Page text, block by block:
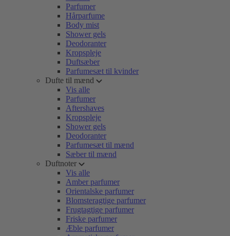
Parfumer
Hårparfume
Body mist
Shower gels
Deodoranter
Kropspleje
Duftsæber
Parfumesæt til kvinder
Dufte til mænd
Vis alle
Parfumer
Aftershaves
Kropspleje
Shower gels
Deodoranter
Parfumesæt til mænd
Sæber til mænd
Duftnoter
Vis alle
Amber parfumer
Orientalske parfumer
Blomsteragtige parfumer
Frugtagtige parfumer
Friske parfumer
Æble parfumer